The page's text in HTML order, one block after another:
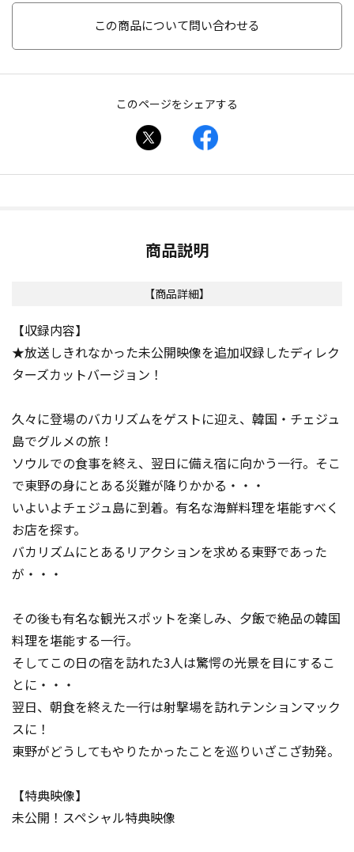
この商品について問い合わせる
このページをシェアする
商品説明
【商品詳細】
【収録内容】
★放送しきれなかった未公開映像を追加収録したディレク
ターズカットバージョン！
久々に登場のバカリズムをゲストに迎え、韓国・チェジュ
島でグルメの旅！
ソウルでの食事を終え、翌日に備え宿に向かう一行。そこ
で東野の身にとある災難が降りかかる・・・
いよいよチェジュ島に到着。有名な海鮮料理を堪能すべく
お店を探す。
バカリズムにとあるリアクションを求める東野であった
が・・・
その後も有名な観光スポットを楽しみ、夕飯で絶品の韓国
料理を堪能する一行。
そしてこの日の宿を訪れた3人は驚愕の光景を目にするこ
とに・・・
翌日、朝食を終えた一行は射撃場を訪れテンションマック
スに！
東野がどうしてもやりたかったことを巡りいざこざ勃発。
【特典映像】
未公開！スペシャル特典映像